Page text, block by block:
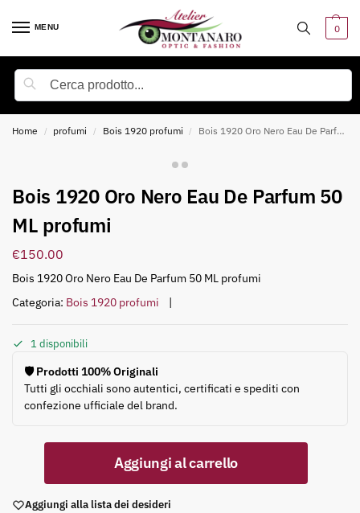
MENU 0
Home / profumi / Bois 1920 profumi / Bois 1920 Oro Nero Eau De Parfum 50 ML profumi
Bois 1920 Oro Nero Eau De Parfum 50
ML profumi
€150.00
Bois 1920 Oro Nero Eau De Parfum 50 ML profumi
Categoria: Bois 1920 profumi
1 disponibili
🛡️ Prodotti 100% Originali
Tutti gli occhiali sono autentici, certificati e spediti con
confezione ufficiale del brand.
Aggiungi al carrello
Aggiungi alla lista dei desideri